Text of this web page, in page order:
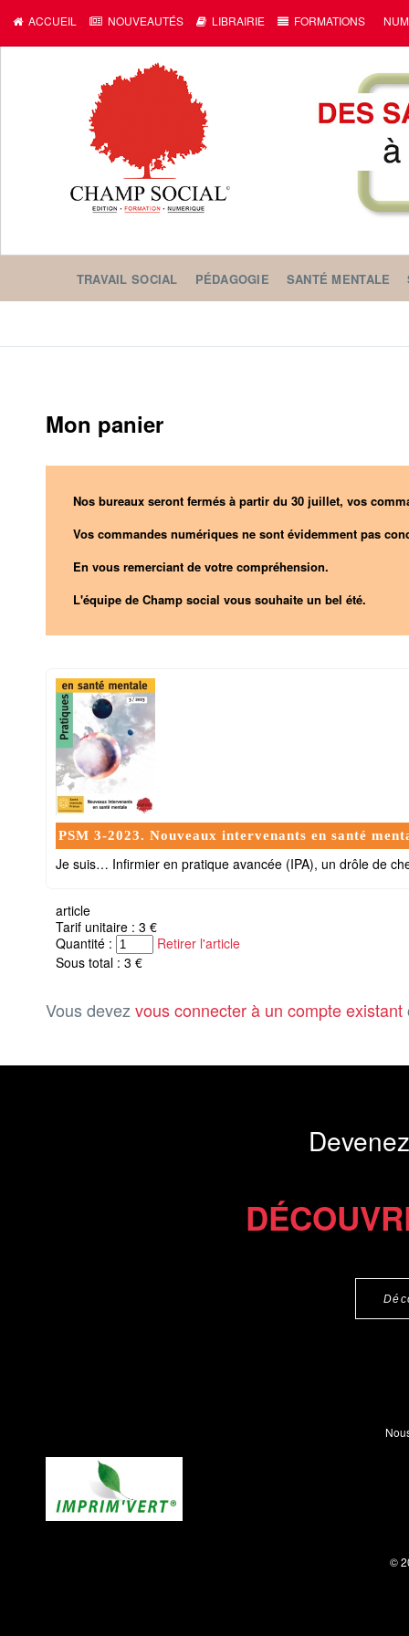
ACCUEIL NOUVEAUTÉS LIBRAIRIE FORMATIONS
TRAVAIL SOCIAL PÉDAGOGIE SANTÉ MENTALE
Mon panier
Nos bureaux seront fermés à partir du 30 juillet, vos
Vos commandes numériques ne sont évidemment pas
En vous remerciant de votre compréhension.
L'équipe de Champ social vous souhaite un bel été.
PSM 3-2023. Nouveaux intervenants en santé
Je suis… Infirmier en pratique avancée (IPA), un drôle de
article
Tarif unitaire : 3 €
Quantité :
Retirer l'article
Sous total : 3 €
Vous devez vous connecter à un compte existant
©